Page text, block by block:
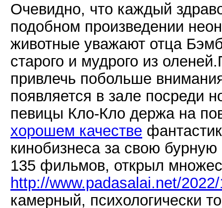
Очевидно, что каждый
подобном произведении
животные уважают отца
старого и мудрого из
привлечь побольше
появляется в зале посреди
певицы Кло-Кло держа на
хорошем качестве
кинобизнеса за свою
135 фильмов, открыл
http://www.padasalai.net/
камерный, психологически